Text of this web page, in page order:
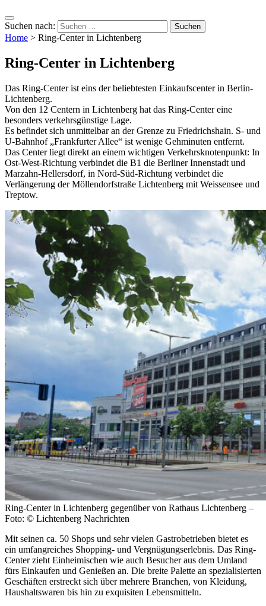
Suchen nach:
Home > Ring-Center in Lichtenberg
Ring-Center in Lichtenberg
Das Ring-Center ist eins der beliebtesten Einkaufscenter in Berlin-
Lichtenberg.
Von den 12 Centern in Lichtenberg hat das Ring-Center eine
besonders verkehrsgünstige Lage.
Es befindet sich unmittelbar an der Grenze zu Friedrichshain. S- und
U-Bahnhof „Frankfurter Allee“ ist wenige Gehminuten entfernt.
Das Center liegt direkt an einem wichtigen Verkehrsknotenpunkt: In
Ost-West-Richtung verbindet die B1 die Berliner Innenstadt und
Marzahn-Hellersdorf, in Nord-Süd-Richtung verbindet die
Verlängerung der Möllendorfstraße Lichtenberg mit Weissensee und
Treptow.
Ring-Center in Lichtenberg gegenüber von Rathaus Lichtenberg –
Foto: © Lichtenberg Nachrichten
Mit seinen ca. 50 Shops und sehr vielen Gastrobetrieben bietet es
ein umfangreiches Shopping- und Vergnügungserlebnis. Das Ring-
Center zieht Einheimischen wie auch Besucher aus dem Umland
fürs Einkaufen und Genießen an. Die breite Palette an spezialisierten
Geschäften erstreckt sich über mehrere Branchen, von Kleidung,
Haushaltswaren bis hin zu exquisiten Lebensmitteln.